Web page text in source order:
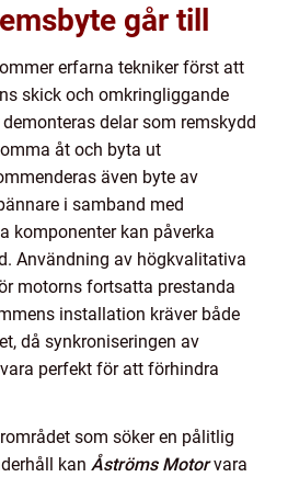
går till
erfarna tekniker först att
skick och omkringliggande
delar som remskydd
åt och byta ut
även byte av
i samband med
komponenter kan påverka
Användning av högkvalitativa
motorns fortsatta prestanda
installation kräver både
då synkroniseringen av
perfekt för att förhindra
som söker en pålitlig
kan Åströms Motorvara